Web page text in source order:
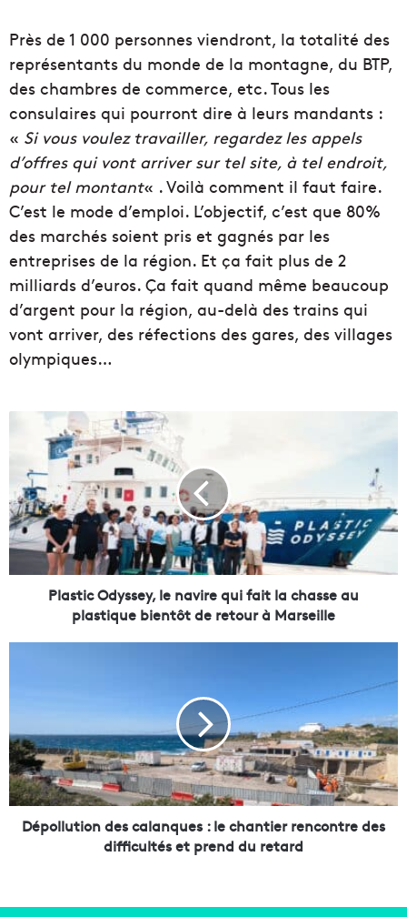
Près de 1 000 personnes viendront, la totalité des
représentants du monde de la montagne, du BTP,
des chambres de commerce, etc. Tous les
consulaires qui pourront dire à leurs mandants :
« Si vous voulez travailler, regardez les appels
d’offres qui vont arriver sur tel site, à tel endroit,
pour tel montant« . Voilà comment il faut faire.
C’est le mode d’emploi. L’objectif, c’est que 80%
des marchés soient pris et gagnés par les
entreprises de la région. Et ça fait plus de 2
milliards d’euros. Ça fait quand même beaucoup
d’argent pour la région, au-delà des trains qui
vont arriver, des réfections des gares, des villages
olympiques…
t
i
c
O
d
n
a
v
i
Plastic Odyssey, le navire qui fait la chasse au
plastique bientôt de retour à Marseille
l
l
u
t
i
Dépollution des calanques : le chantier rencontre des
difficultés et prend du retard